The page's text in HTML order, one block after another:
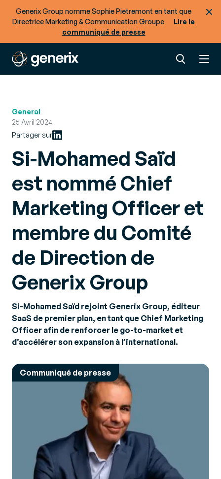
Generix Group nomme Sophie Pietremont en tant que
Directrice Marketing & Communication Groupe
Lire le
communiqué de presse
General
25 Avril 2024
Partager sur
Si-Mohamed Saïd
est nommé Chief
Marketing Officer et
membre du Comité
de Direction de
Generix Group
Si-Mohamed Saïd rejoint Generix Group, éditeur
SaaS de premier plan, en tant que Chief Marketing
Officer afin de renforcer le go-to-market et
d’accélérer son expansion à l’international.
Communiqué de presse